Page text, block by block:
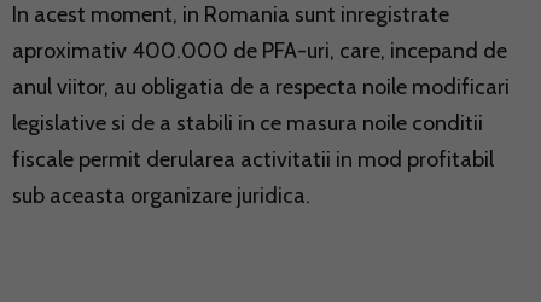
In acest moment, in Romania sunt inregistrate
aproximativ 400.000 de PFA-uri, care, incepand de
anul viitor, au obligatia de a respecta noile modificari
legislative si de a stabili in ce masura noile conditii
fiscale permit derularea activitatii in mod profitabil
sub aceasta organizare juridica.